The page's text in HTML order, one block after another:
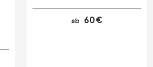
ab 60 €